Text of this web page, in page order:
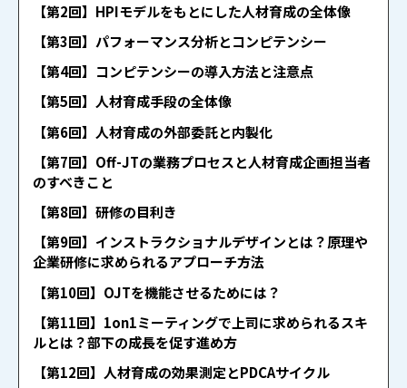
【第2回】HPIモデルをもとにした人材育成の全体像
【第3回】パフォーマンス分析とコンピテンシー
【第4回】コンピテンシーの導入方法と注意点
【第5回】人材育成手段の全体像
【第6回】人材育成の外部委託と内製化
【第7回】Off-JTの業務プロセスと人材育成企画担当者
のすべきこと
【第8回】研修の目利き
【第9回】インストラクショナルデザインとは？原理や
企業研修に求められるアプローチ方法
【第10回】OJTを機能させるためには？
【第11回】1on1ミーティングで上司に求められるスキ
ルとは？部下の成長を促す進め方
【第12回】人材育成の効果測定とPDCAサイクル